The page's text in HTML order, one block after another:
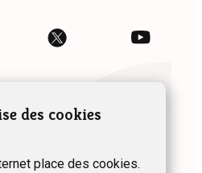
des cookies
place des cookies.